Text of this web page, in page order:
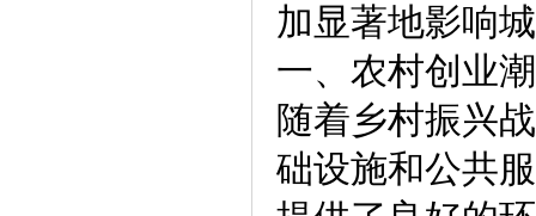
加显著地影响
一、农村创业
随着乡村振兴
础设施和公共